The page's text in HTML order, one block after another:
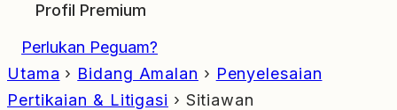
Profil Premium
Perlukan Peguam?
Utama › Bidang Amalan › Penyelesaian
Pertikaian & Litigasi › Sitiawan